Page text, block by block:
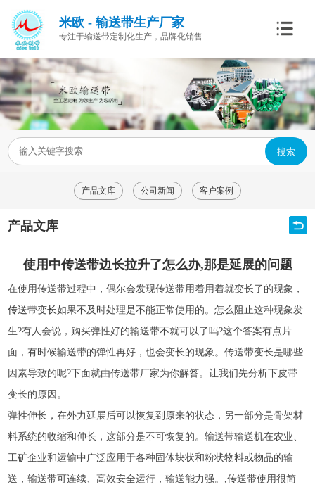
米欧 - 输送带生产厂家
专注于输送带定制化生产，品牌化销售
搜索
产品文库 公司新闻 客户案例
产品文库
使用中传送带边长拉升了怎么办,那是延展的问题
在使用传送带过程中，偶尔会发现传送带用着用着就变长了的现象，
传送带变长如果不及时处理是不能正常使用的。怎么阻止这种现象发
生?有人会说，购买弹性好的输送带不就可以了吗?这个答案有点片
面，有时候输送带的弹性再好，也会变长的现象。传送带变长是哪些
因素导致的呢?下面就由传送带厂家为你解答。让我们先分析下皮带
变长的原因。
弹性伸长，在外力延展后可以恢复到原来的状态，另一部分是骨架材
料系统的收缩和伸长，这部分是不可恢复的。输送带输送机在农业、
工矿企业和运输中广泛应用于各种固体块状和粉状物料或物品的输
送，输送带可连续、高效安全运行，输送能力强。,传送带使用很简